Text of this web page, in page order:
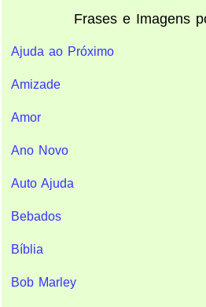
Frases e Imagens
Ajuda ao Próximo
Amizade
Amor
Ano Novo
Auto Ajuda
Bebados
Bíblia
Bob Marley